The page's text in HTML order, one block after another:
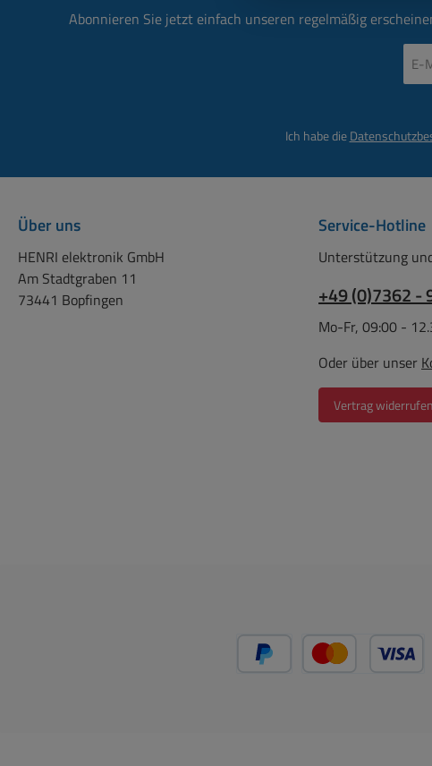
Abonnieren Sie jetzt einfach unseren regelmäßig
Mail-
Ich habe die
Über uns
HENRI elektronik GmbH
Am Stadtgraben 11
73441 Bopfingen
Service-Hotline
Unterstützung
+49 (0)7362 -
Mo-Fr, 09:00 -
Oder über unser
Vertrag widerrufen